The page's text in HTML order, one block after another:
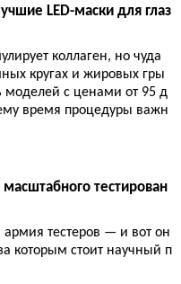
LED-маски для глаз
коллаген, но чуда
кругах и жировых гры
моделей с ценами от 95 д
время процедуры важн
тестирован
армия тестеров — и вот он
которым стоит научный п